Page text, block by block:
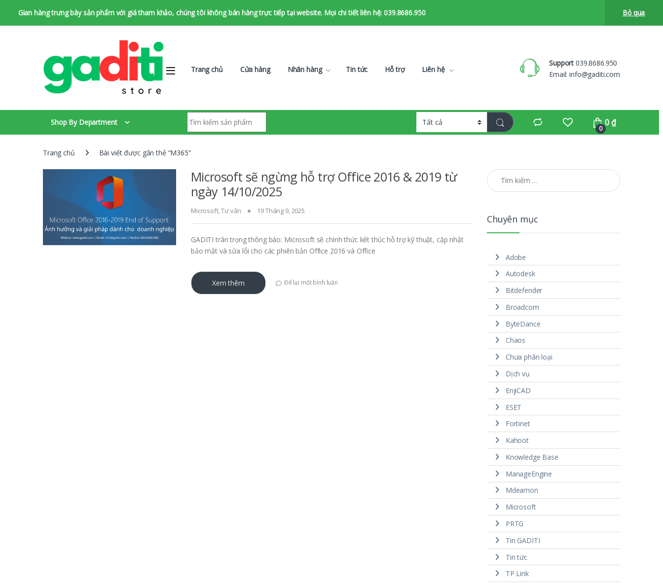
Gian hàng trưng bày sản phẩm với giá tham khảo, chúng tôi không bán hàng trực tiếp tại website. Mọi chi tiết liên hệ: 039.8686.950
Bỏ qua
Trang chủ Cửa hàng Nhãn hàng Tin tức Hỗ trợ Liên hệ
Support 039.8686.950
Email:info@gaditi.com
Shop By Department
Tìm kiếm:
0
0 ₫
Trang chủ Bài viết được gắn thẻ “M365”
Microsoft sẽ ngừng hỗ trợ Office 2016 & 2019 từ
ngày 14/10/2025
Microsoft,Tư vấn 19 Tháng 9, 2025
GADITI trân trọng thông báo: Microsoft sẽ chính thức kết thúc hỗ trợ kỹ thuật, cập nhật
bảo mật và sửa lỗi cho các phiên bản Office 2016 và Office
Xem thêm Để lại một bình luận
Tìm kiếm cho:
Chuyên mục
Adobe
Autodesk
Bitdefender
Broadcom
ByteDance
Chaos
Chưa phân loại
Dịch vụ
EnjiCAD
ESET
Fortinet
Kahoot
Knowledge Base
ManageEngine
Mdeamon
Microsoft
PRTG
Tin GADITI
Tin tức
TP Link